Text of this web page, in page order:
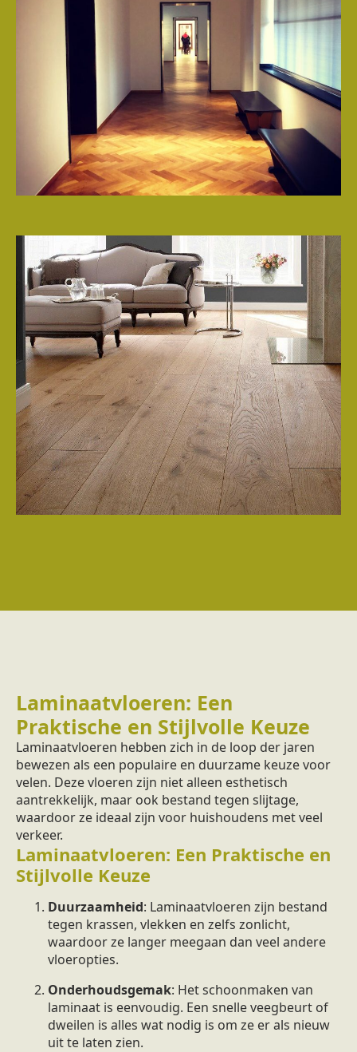
Laminaatvloeren: Een
Praktische en Stijlvolle Keuze
Laminaatvloeren hebben zich in de loop der jaren
bewezen als een populaire en duurzame keuze voor
velen. Deze vloeren zijn niet alleen esthetisch
aantrekkelijk, maar ook bestand tegen slijtage,
waardoor ze ideaal zijn voor huishoudens met veel
verkeer.
Laminaatvloeren: Een Praktische en
Stijlvolle Keuze
Duurzaamheid: Laminaatvloeren zijn bestand
tegen krassen, vlekken en zelfs zonlicht,
waardoor ze langer meegaan dan veel andere
vloeropties.
Onderhoudsgemak: Het schoonmaken van
laminaat is eenvoudig. Een snelle veegbeurt of
dweilen is alles wat nodig is om ze er als nieuw
uit te laten zien.